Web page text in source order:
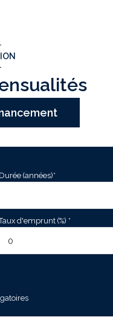
Durée (années)*
d'emprunt (%) *